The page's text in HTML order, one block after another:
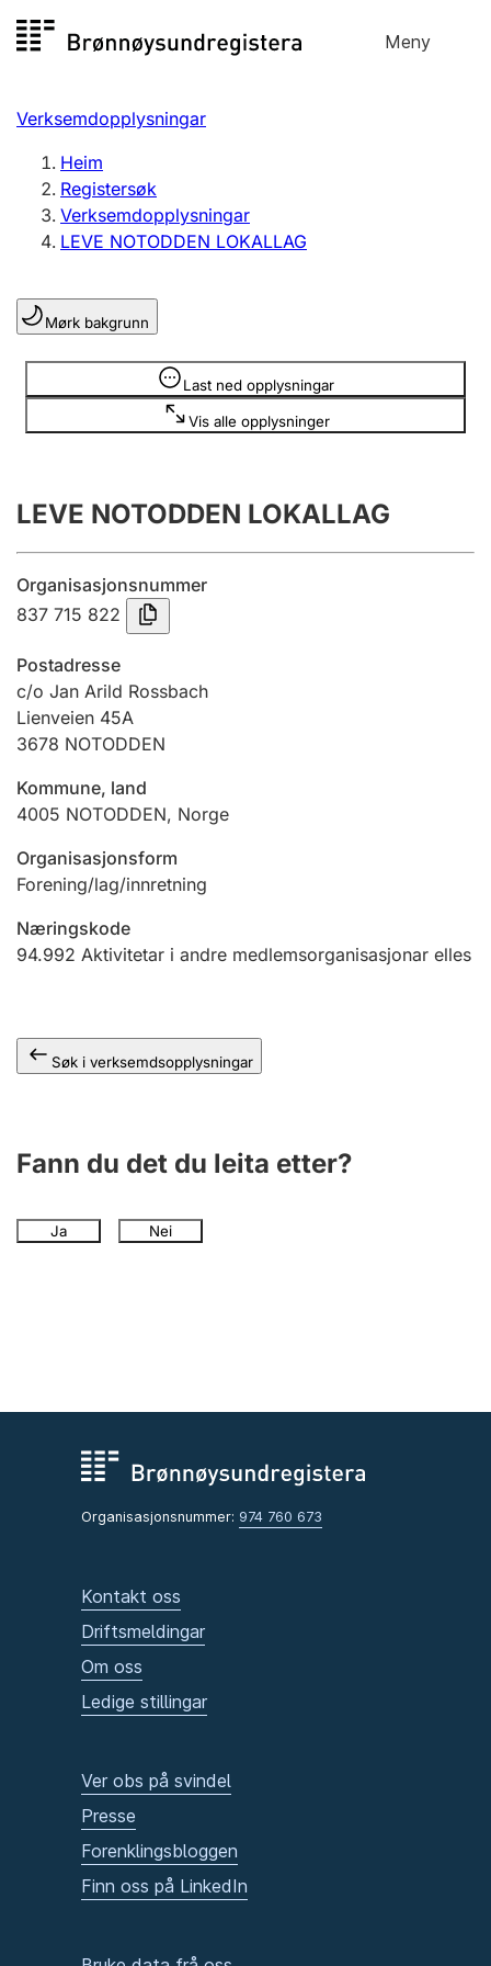
til
Meny
Registersøk
Aksjeselskap
Enkeltpersonføretak
Registrere, endre, slette
Lag og foreining
Registrere, endre, slette
Årsrekneskap
Innsending og forseinkingsgebyr
Tinglysing
Jeger
Betaling og jegeravgiftskort
Ektepaktrettleiaren
Verksemdopplysningar
Heim
Registersøk
Verksemdopplysningar
LEVE NOTODDEN LOKALLAG
Mørk bakgrunn
Last ned opplysningar
Vis alle opplysninger
Opplysninger er skjult
LEVE NOTODDEN LOKALLAG
Organisasjonsnummer
837 715 822
Postadresse
c/o Jan Arild Rossbach
Lienveien 45A
3678 NOTODDEN
Kommune, land
4005 NOTODDEN, Norge
Organisasjonsform
Forening/lag/innretning
Næringskode
94.992 Aktivitetar i andre medlemsorganisasjonar elles
Søk i verksemdsopplysningar
Fann du det du leita etter?
Ja Nei
Organisasjonsnummer: 974 760 673
Kontakt oss
Driftsmeldingar
Om oss
Ledige stillingar
Ver obs på svindel
Presse
Forenklingsbloggen
Finn oss på LinkedIn